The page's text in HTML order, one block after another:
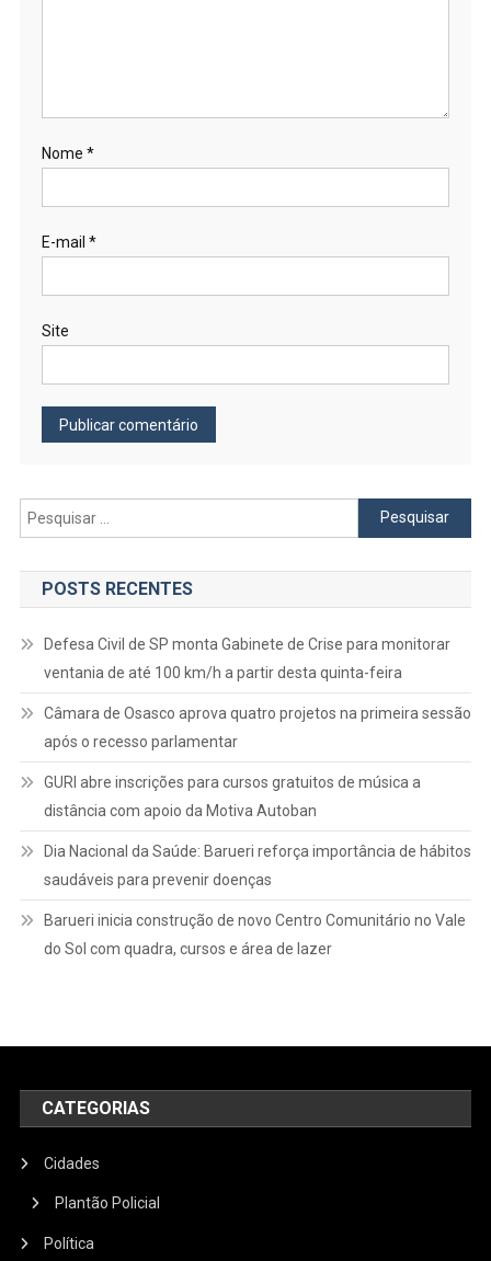
Nome *
E-mail *
Site
Pesquisar
por:
POSTS RECENTES
Defesa Civil de SP monta Gabinete de Crise para monitorar
ventania de até 100 km/h a partir desta quinta-feira
Câmara de Osasco aprova quatro projetos na primeira sessão
após o recesso parlamentar
GURI abre inscrições para cursos gratuitos de música a
distância com apoio da Motiva Autoban
Dia Nacional da Saúde: Barueri reforça importância de hábitos
saudáveis para prevenir doenças
Barueri inicia construção de novo Centro Comunitário no Vale
do Sol com quadra, cursos e área de lazer
CATEGORIAS
Cidades
Plantão Policial
Política